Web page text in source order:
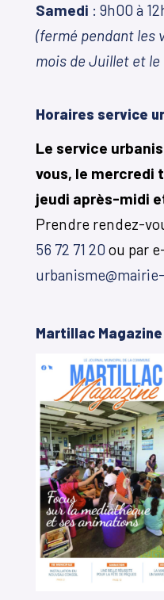
Samedi : 9h00 à
(fermé pendant les
mois de Juillet et le
Horaires service
Le service
vous, le mercredi
jeudi après-midi
Prendre rendez-
56 72 71 20 ou par
Martillac Magazine